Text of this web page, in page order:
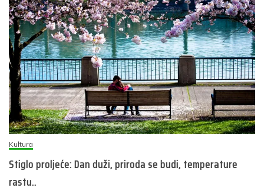
Kultura
Stiglo proljeće: Dan duži, priroda se budi, temperature
rastu..